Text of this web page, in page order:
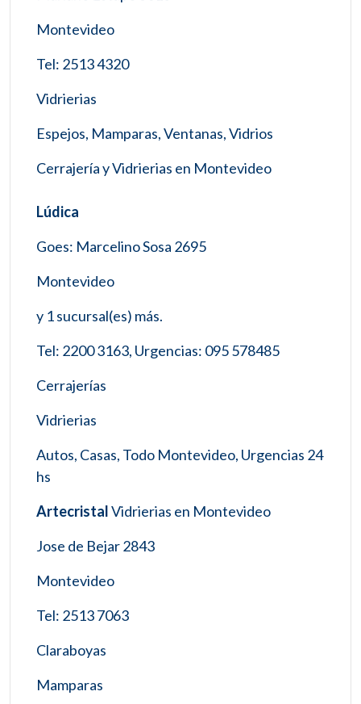
Montevideo
Tel: 2513 4320
Vidrierias
Espejos, Mamparas, Ventanas, Vidrios
Cerrajería y Vidrierias en Montevideo
Lúdica
Goes: Marcelino Sosa 2695
Montevideo
y 1 sucursal(es) más.
Tel: 2200 3163, Urgencias: 095 578485
Cerrajerías
Vidrierias
Autos, Casas, Todo Montevideo, Urgencias 24
hs
ArtecristalVidrierias en Montevideo
Jose de Bejar 2843
Montevideo
Tel: 2513 7063
Claraboyas
Mamparas